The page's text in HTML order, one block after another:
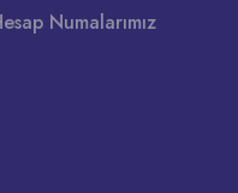
Numalarımız